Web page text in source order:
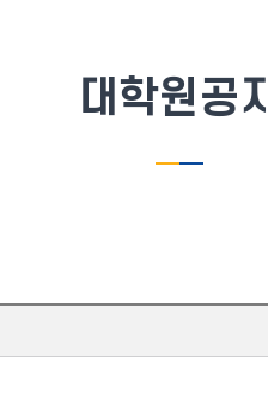
대학원공지